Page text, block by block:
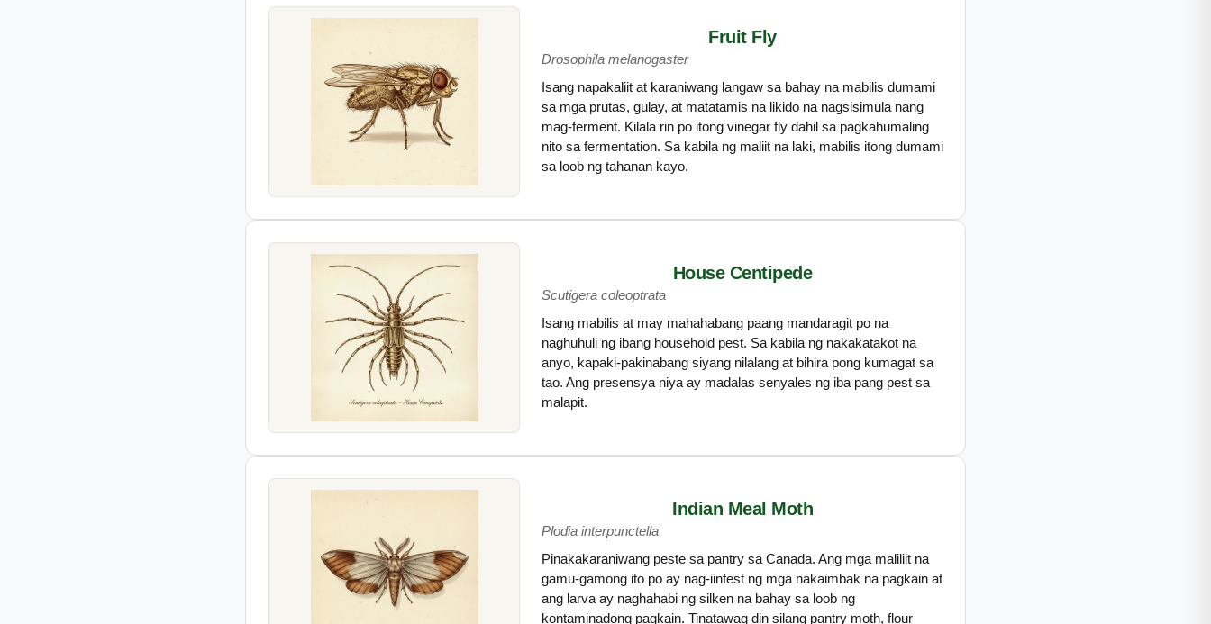
Fruit Fly
Drosophila melanogaster
Isang napakaliit at karaniwang langaw sa bahay na mabilis dumami
sa mga prutas, gulay, at matatamis na likido na nagsisimula nang
mag-ferment. Kilala rin po itong vinegar fly dahil sa pagkahumaling
nito sa fermentation. Sa kabila ng maliit na laki, mabilis itong dumami
sa loob ng tahanan kayo.
House Centipede
Scutigera coleoptrata
Isang mabilis at may mahahabang paang mandaragit po na
naghuhuli ng ibang household pest. Sa kabila ng nakakatakot na
anyo, kapaki-pakinabang siyang nilalang at bihira pong kumagat sa
tao. Ang presensya niya ay madalas senyales ng iba pang pest sa
malapit.
Indian Meal Moth
Plodia interpunctella
Pinakakaraniwang peste sa pantry sa Canada. Ang mga maliliit na
gamu-gamong ito po ay nag-iinfest ng mga nakaimbak na pagkain at
ang larva ay naghahabi ng silken na bahay sa loob ng
kontaminadong pagkain. Tinatawag din silang pantry moth, flour